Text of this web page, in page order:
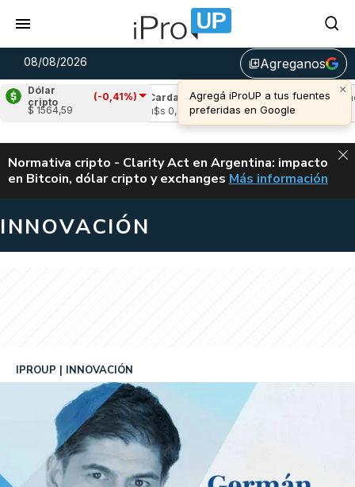
08/08/2026 library_addAgreganos
×
Agregá iProUP a tus fuentes
preferidas en Google
Dólar
cripto
(-0,41%)
$ 1564,59
(-1,00%)
Cardano (-0,47%)
u$s 0,20
Avalanche
u$s 6,49
ALERTA
Normativa cripto - Clarity Act en Argentina: impacto
en Bitcoin, dólar cripto y exchanges CLARITY ACT EN
Más información
INNOVACIÓN
IPROUP INNOVACIÓN